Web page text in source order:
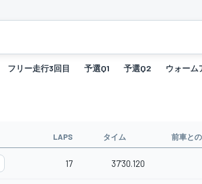
フリー走行3回目 予選Q1 予選Q2 ウォーム
LAPS タイム 前車と
17 37'30.120